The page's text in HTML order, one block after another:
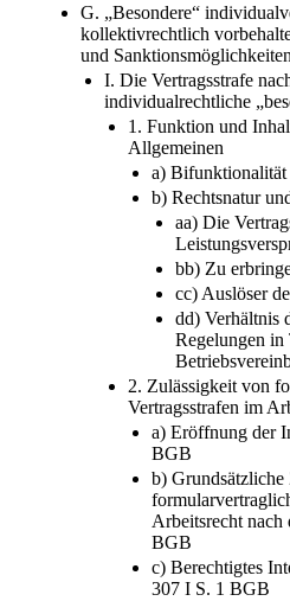
G. „Besondere“
kollektivrechtlich
und
I. Die Vertragsstrafe
individualrechtliche
1. Funktion und
Allgemeinen
a) Bifunktionalität
b) Rechtsnatur
aa) Die
bb) Zu
cc) Auslöser
dd) Verhältnis
Regelungen in
2. Zulässigkeit von
Vertragsstrafen im
a) Eröffnung der
BGB
b)
Arbeitsrecht nach
BGB
c) Berechtigtes
307 I S. 1 BGB